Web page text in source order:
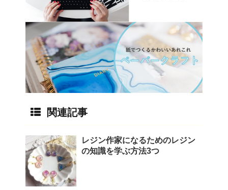
関連記事
レジン作家になるためのレジン
の知識を学ぶ方法3つ